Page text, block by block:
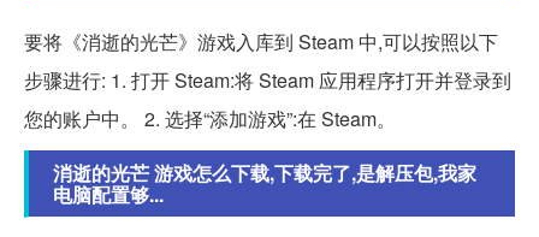
要将《消逝的光芒》游戏入库到 Steam 中,可以按照以下
步骤进行: 1. 打开 Steam:将 Steam 应用程序打开并登录到
您的账户中。 2. 选择“添加游戏”:在 Steam。
消逝的光芒 游戏怎么下载,下载完了,是解压包,我家
电脑配置够...